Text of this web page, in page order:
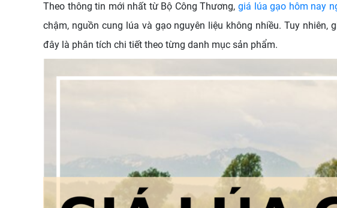
Theo thông tin mới nhất từ Bộ Công Thương,giá lúa gạo hôm nay
chậm, nguồn cung lúa và gạo nguyên liệu không nhiều. Tuy
đây là phân tích chi tiết theo từng danh mục sản phẩm.